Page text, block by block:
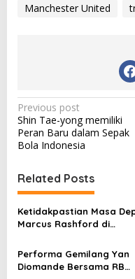
Manchester United
P
o
s
t
n
a
v
i
g
Previous post
Shin Tae-yong memiliki
Peran Baru dalam Sepak
Bola Indonesia
Related Posts
Ketidakpastian Masa
Marcus Rashford di
Performa Gemilang Yan
Diomande Bersama RB